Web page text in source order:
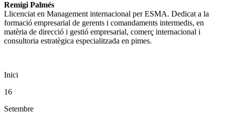
Remigi Palmés
Llicenciat en Management internacional per ESMA. Dedicat a la
formació empresarial de gerents i comandaments intermedis, en
matèria de direcció i gestió empresarial, comerç internacional i
consultoria estratègica especialitzada en pimes.
Inici
16
Setembre